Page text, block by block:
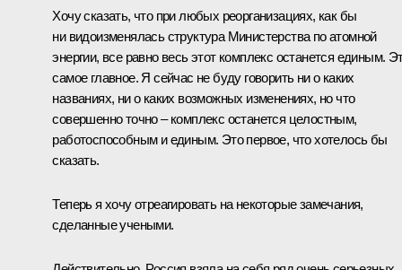
Хочу сказать, что при любых реорганизациях, как бы
ни видоизменялась структура Министерства по атомной
энергии, все равно весь этот комплекс останется единым.
самое главное. Я сейчас не буду говорить ни о каких
названиях, ни о каких возможных изменениях, но что
совершенно точно – комплекс останется целостным,
работоспособным и единым. Это первое, что хотелось бы
сказать.
Теперь я хочу отреагировать на некоторые замечания,
сделанные учеными.